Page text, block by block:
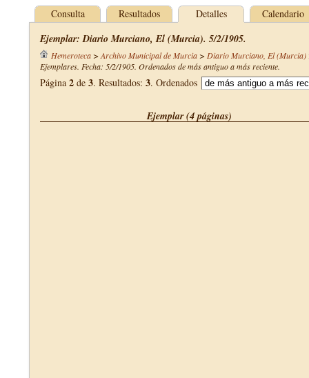
Consulta Resultados Detalles Calendario
Ejemplar: Diario Murciano, El (Murcia). 5/2/1905.
Hemeroteca> Archivo Municipal de Murcia> Diario Murciano, El (Murcia)
Ejemplares. Fecha: 5/2/1905. Ordenados de más antiguo a más reciente.
Página 2 de 3. Resultados: 3. Ordenados
Ejemplar (4 páginas)